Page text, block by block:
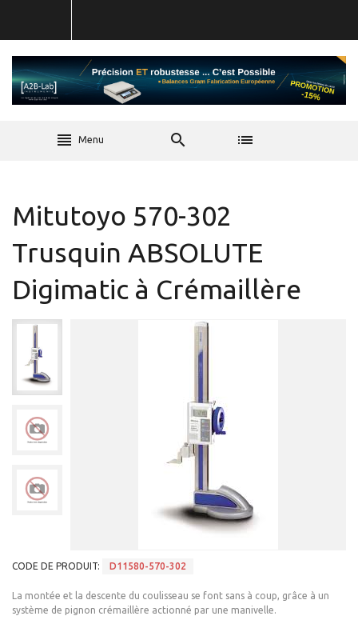
Menu
Mitutoyo 570-302
Trusquin ABSOLUTE
Digimatic à Crémaillère
CODE DE PRODUIT: D11580-570-302
La montée et la descente du coulisseau se font sans à coup, grâce à un
système de pignon crémaillère actionné par une manivelle.